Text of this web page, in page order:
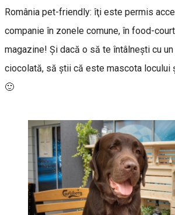
România pet-friendly: îţi este permis
companie în zonele comune, în food-
magazine! Şi dacă o să te întâlneşti cu
ciocolată, să ştii că este mascota locului
🙂